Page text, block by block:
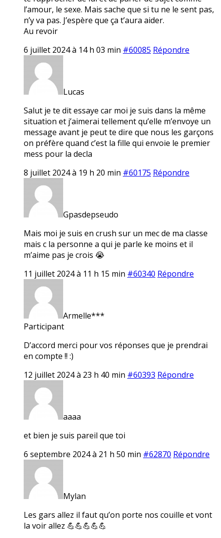
l’amour, le sexe. Mais sache que si tu ne le sent pas,
n’y va pas. J’espère que ça t’aura aider.
Au revoir
6 juillet 2024 à 14 h 03 min #60085 Répondre
Lucas
Salut je te dit essaye car moi je suis dans la même
situation et j’aimerai tellement qu’elle m’envoye un
message avant je peut te dire que nous les garçons
on préfère quand c’est la fille qui envoie le premier
mess pour la decla
8 juillet 2024 à 19 h 20 min #60175 Répondre
Gpasdepseudo
Mais moi je suis en crush sur un mec de ma classe
mais c la personne a qui je parle ke moins et il
m’aime pas je crois 😭
11 juillet 2024 à 11 h 15 min #60340 Répondre
Armelle***
Participant
D’accord merci pour vos réponses que je prendrai
en compte !! :)
12 juillet 2024 à 23 h 40 min #60393 Répondre
aaaa
et bien je suis pareil que toi
6 septembre 2024 à 21 h 50 min #62870 Répondre
Mylan
Les gars allez il faut qu’on porte nos couille et vont
la voir allez 💪💪💪💪💪